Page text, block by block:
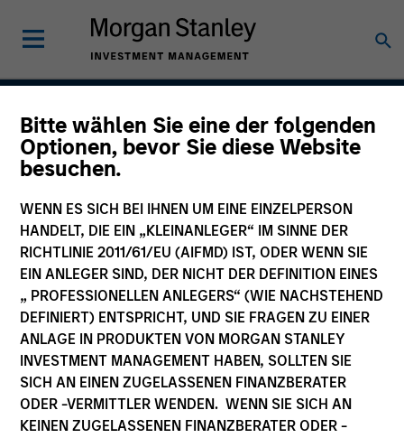
Bitte wählen Sie eine der folgenden
Optionen, bevor Sie diese Website
besuchen.
WENN ES SICH BEI IHNEN UM EINE EINZELPERSON
HANDELT, DIE EIN „KLEINANLEGER“ IM SINNE DER
RICHTLINIE 2011/61/EU (AIFMD) IST, ODER WENN SIE
EIN ANLEGER SIND, DER NICHT DER DEFINITION EINES
„ PROFESSIONELLEN ANLEGERS“ (WIE NACHSTEHEND
DEFINIERT) ENTSPRICHT, UND SIE FRAGEN ZU EINER
ANLAGE IN PRODUKTEN VON MORGAN STANLEY
INVESTMENT MANAGEMENT HABEN, SOLLTEN SIE
SICH AN EINEN ZUGELASSENEN FINANZBERATER
ODER -VERMITTLER WENDEN. WENN SIE SICH AN
KEINEN ZUGELASSENEN FINANZBERATER ODER -
Global Securitized
Strategy
Strategy Inception
December 2012
Asset Class
Securitized